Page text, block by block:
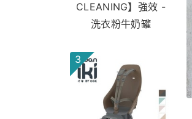
CLEANING】強效 -
洗衣粉牛奶罐
3